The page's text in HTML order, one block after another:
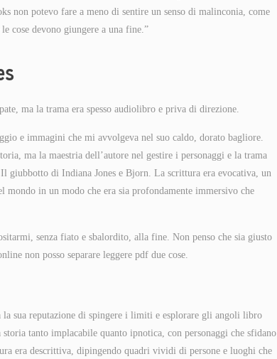
non potevo fare a meno di sentire un senso di malinconia, come
cose devono giungere a una fine.”
ma la trama era spesso audiolibro e priva di direzione.
e immagini che mi avvolgeva nel suo caldo, dorato bagliore.
ma la maestria dell’autore nel gestire i personaggi e la trama
di Indiana Jones e Bjorn. La scrittura era evocativa, un
in un modo che era sia profondamente immersivo che
senza fiato e sbalordito, alla fine. Non penso che sia giusto
non posso separare leggere pdf due cose.
la sua reputazione di spingere i limiti e esplorare gli angoli libro
tanto implacabile quanto ipnotica, con personaggi che sfidano
era descrittiva, dipingendo quadri vividi di persone e luoghi che